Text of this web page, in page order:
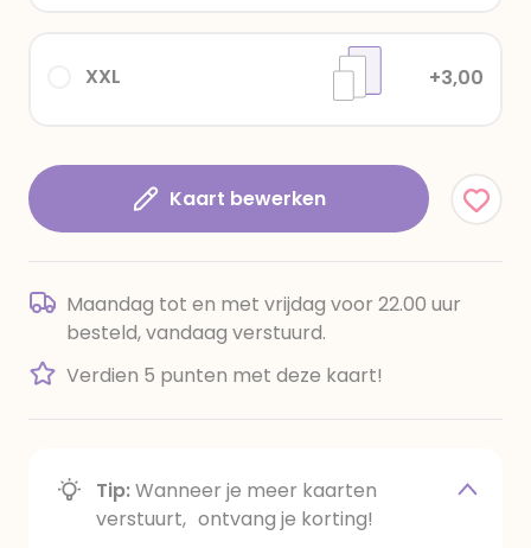
XXL +3,00
Kaart bewerken
Maandag tot en met vrijdag voor 22.00 uur
besteld, vandaag verstuurd.
Verdien 5 punten met deze kaart!
Tip:Wanneer je meer kaarten
verstuurt, ontvang je korting!